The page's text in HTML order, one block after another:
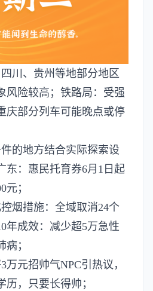
川、贵州等地部分地区
风险较高；铁路局：受强
庆部分列车可能晚点或停
的地方结合实际探索设
东：惠民托育券6月1日起
；
烟措施：全域取消24个
年成效：减少超5万急性
；
元招帅气NPC引热议，
，只要长得帅；